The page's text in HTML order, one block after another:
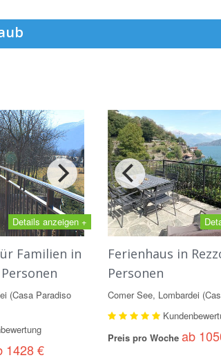
Details anzeigen +
Familien in
(Casa Paradiso
1428 €
Ferienhaus in
Personen
Comer See, Lombardei
Preis pro Woche ab